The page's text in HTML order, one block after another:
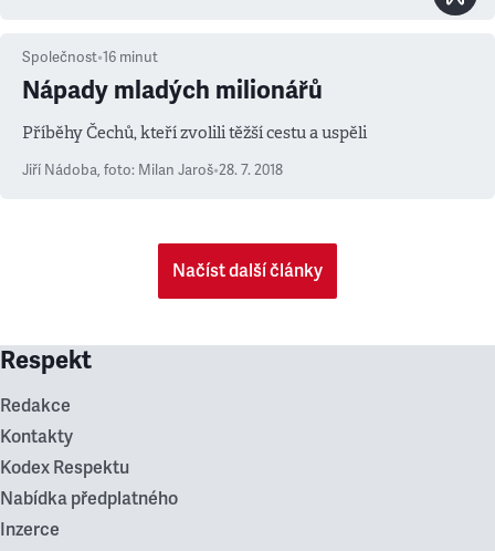
Společnost•16 minut
Nápady mladých milionářů
Příběhy Čechů, kteří zvolili těžší cestu a uspěli
Jiří Nádoba, foto: Milan Jaroš•28. 7. 2018
Načíst další články
Respekt
Redakce
Kontakty
Kodex Respektu
Nabídka předplatného
Inzerce